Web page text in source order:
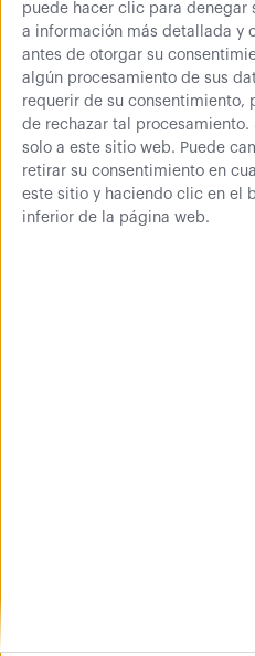
puede hacer clic para denegar
a información más detallada y
antes de otorgar su
algún procesamiento de sus
requerir de su consentimiento,
de rechazar tal
solo a este sitio web. Puede
retirar su consentimiento en
este sitio y haciendo clic en el
inferior de la página web.